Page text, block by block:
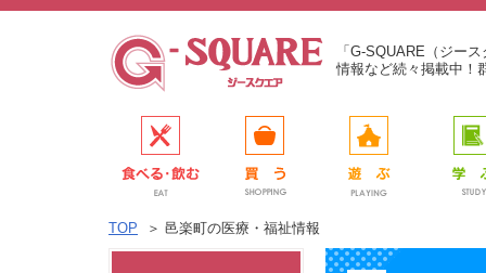
「G-SQUARE（ジー
情報など続々掲載中！
TOP ＞ 邑楽町の医療・福祉情報